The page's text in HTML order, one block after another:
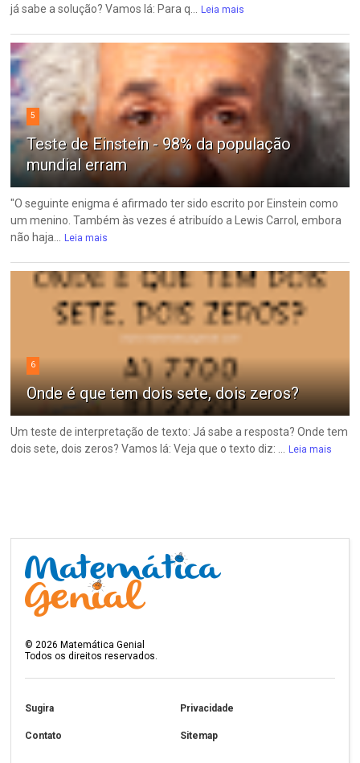
já sabe a solução? Vamos lá: Para q... Leia mais
5
Teste de Einstein - 98% da população
mundial erram
"O seguinte enigma é afirmado ter sido escrito por Einstein como
um menino. Também às vezes é atribuído a Lewis Carrol, embora
não haja... Leia mais
6
Onde é que tem dois sete, dois zeros?
Um teste de interpretação de texto: Já sabe a resposta? Onde tem
dois sete, dois zeros? Vamos lá: Veja que o texto diz: ... Leia mais
©2026 Matemática Genial
Todos os direitos reservados.
Sugira Privacidade
Contato Sitemap